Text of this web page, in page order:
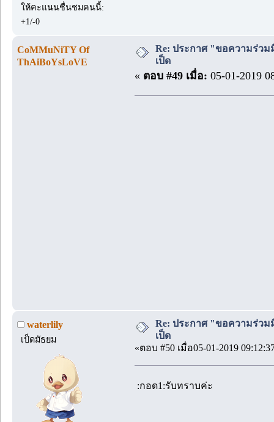
ให้คะแนนชื่นชมคนนี้:
+1/-0
CoMMuNiTY Of
ThAiBoYsLoVE
Re: ประกาศ "ขอความร่ว
เป็ด
« ตอบ #49 เมื่อ: 05-01-2019
waterlily
เป็ดมัธยม
Re: ประกาศ "ขอความร่ว
เป็ด
«ตอบ #50 เมื่อ05-01-2019
:กอด1:รับทราบค่ะ